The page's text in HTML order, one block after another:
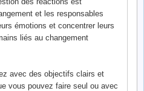
et les responsables
émotions et concentrer leurs
liés au changement
avec des objectifs clairs et
vous pouvez faire seul ou avec